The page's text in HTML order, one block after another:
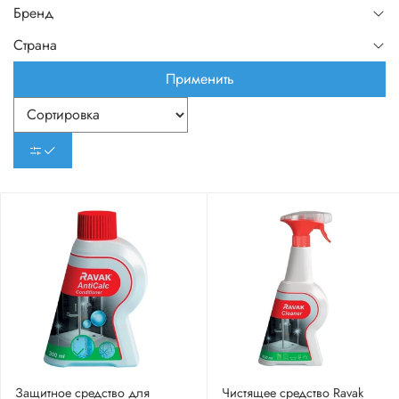
Защитное средство для Чистящее средство Ravak
Бренд
Страна
Применить